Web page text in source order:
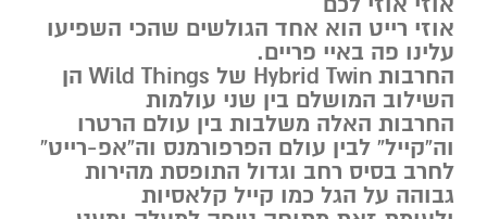
אוזי רייט הוא אחד הגולשים שהכי השפיעו
עלינו פה באיי פריים.
החרבות Hybrid Twin של Wild Things הן
השילוב המושלם בין שני עולמות
החרבות האלה משלבות בין עולם הרטרו
וה”קייל” לבין עולם הפרפורמנס וה”אפ-רייט”
לחרב בסיס רחב וגדול התופסת מהירות
גבוהה על הגל כמו קייל קלאסיות